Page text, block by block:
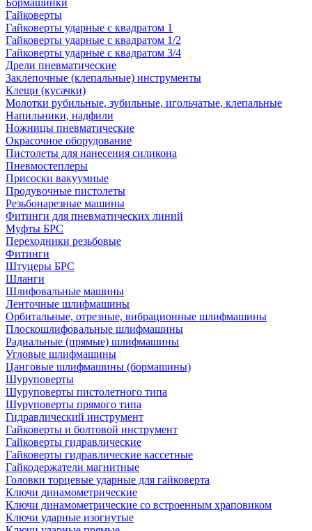
Бормашинки
Гайковерты
Гайковерты ударные с квадратом 1
Гайковерты ударные с квадратом 1/2
Гайковерты ударные с квадратом 3/4
Дрели пневматические
Заклепочные (клепальные) инструменты
Клещи (кусачки)
Молотки рубильные, зубильные, игольчатые, клепальные
Напильники, надфили
Ножницы пневматические
Окрасочное оборудование
Пистолеты для нанесения силикона
Пневмостеплеры
Присоски вакуумные
Продувочные пистолеты
Резьбонарезные машины
Фитинги для пневматических линий
Муфты БРС
Переходники резьбовые
Фитинги
Штуцеры БРС
Шланги
Шлифовальные машины
Ленточные шлифмашины
Орбитальные, отрезные, вибрационные шлифмашины
Плоскошлифовальные шлифмашины
Радиальные (прямые) шлифмашины
Угловые шлифмашины
Цанговые шлифмашины (бормашины)
Шуруповерты
Шуруповерты пистолетного типа
Шуруповерты прямого типа
Гидравлический инструмент
Гайковерты и болтовой инструмент
Гайковерты гидравлические
Гайковерты гидравлические кассетные
Гайкодержатели магнитные
Головки торцевые ударные для гайковерта
Ключи динамометрические
Ключи динамометрические со встроенным храповиком
Ключи ударные изогнутые